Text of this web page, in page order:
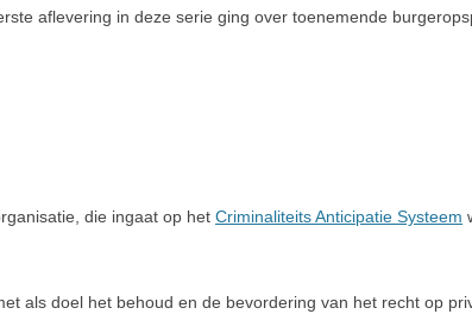
aflevering in deze serie ging over toenemende
die ingaat op het Criminaliteits Anticipatie Systeem
als doel het behoud en de bevordering van het recht op